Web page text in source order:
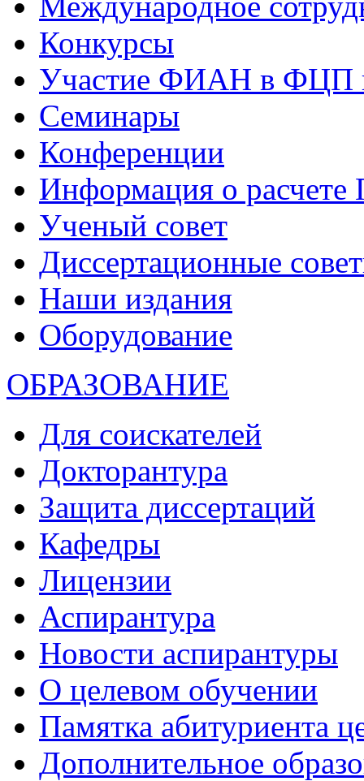
Конкурсы
Участие ФИАН в ФЦП
Семинары
Конференции
Информация о
Ученый совет
Диссертационные
Наши издания
Оборудование
ОБРАЗОВАНИЕ
Для соискателей
Докторантура
Защита диссертаций
Кафедры
Лицензии
Аспирантура
Новости аспирантуры
О целевом обучении
Памятка абитуриента
Дополнительное